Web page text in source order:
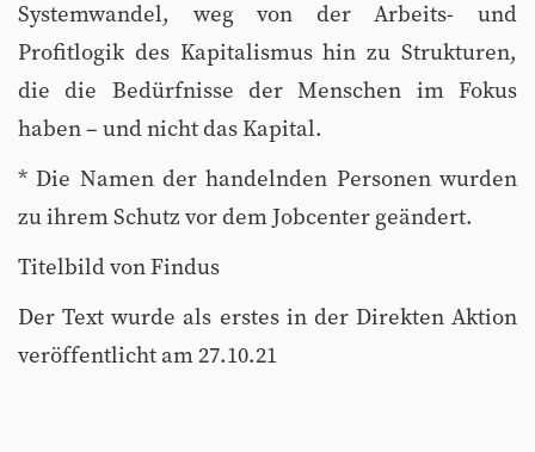
Systemwandel, weg von der Arbeits- und
Profitlogik des Kapitalismus hin zu Strukturen,
die die Bedürfnisse der Menschen im Fokus
haben – und nicht das Kapital.
* Die Namen der handelnden Personen wurden
zu ihrem Schutz vor dem Jobcenter geändert.
Titelbild von Findus
Der Text wurde als erstes in der Direkten Aktion
veröffentlicht am 27.10.21